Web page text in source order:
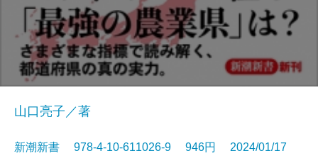
山口亮子／著
新潮新書 978-4-10-611026-9 946円 2024/01/17